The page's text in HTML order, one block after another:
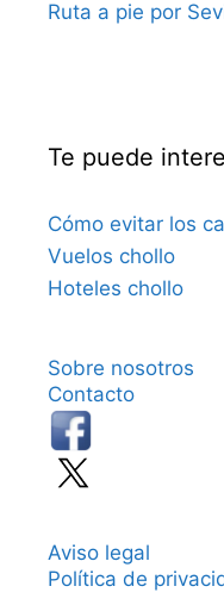
Ruta a pie por
Te puede
Cómo evitar los
Vuelos chollo
Hoteles chollo
Sobre nosotros
Contacto
Aviso legal
Política de